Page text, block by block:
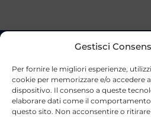
Gestisci
Per fornire le migliori esperienze,
cookie per memorizzare e/o accedere
dispositivo. Il consenso a queste
elaborare dati come il
questo sito. Non acconsentire o